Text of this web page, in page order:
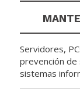
Servidores,
prevención
sistemas